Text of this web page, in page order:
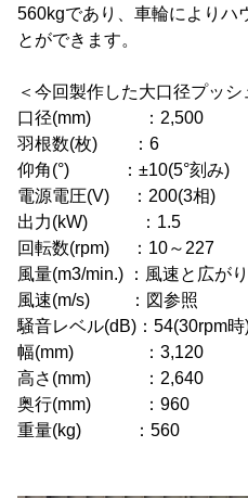
560kgであり、車輪によりハ
とができます。
＜今回製作した大口径プッシ
口径(mm) ：2,500
羽根数(枚) ：6
仰角(°) ：±10(5°刻み)
電源電圧(V) ：200(3相)
出力(kW) ：1.5
回転数(rpm) ：10～227
風量(m3/min.) ：風速と広が
風速(m/s) ：図参照
騒音レベル(dB)：54(30rpm時
幅(mm) ：3,120
高さ(mm) ：2,640
奥行(mm) ：960
重量(kg) ：560